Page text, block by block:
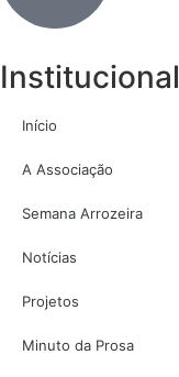
Institucional
Início
A Associação
Semana Arrozeira
Notícias
Projetos
Minuto da Prosa